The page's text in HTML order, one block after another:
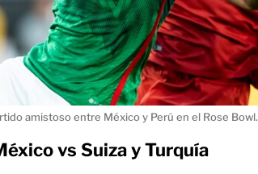
amistoso entre México y Perú en el Rose Bowl.
vs Suiza y Turquía